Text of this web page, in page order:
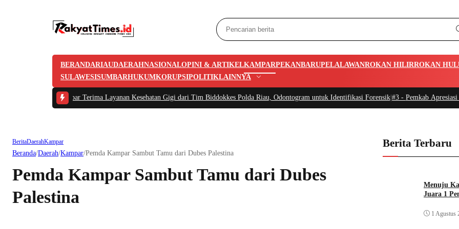
BERANDARIAUDAERAHNASIONALOPINI & ARTIKELKAMPARPEKANBARUPELALAWANROKAN HILIRROKAN
SULAWESISUMBARHUKUMKORUPSIPOLITIKLAINNYA
Kampar Terima Layanan Kesehatan Gigi dari Tim Biddokkes Polda Riau, Odontogram untuk Identifikasi Forensik|#3 -Pemkab Apresiasi Prestasi
BeritaDaerahKampar
Beranda/Daerah/Kampar/Pemda Kampar Sambut Tamu dari Dubes Palestina
Pemda Kampar Sambut Tamu dari Dubes
Palestina
Berita Terbaru
Menuju
Juara 1
1 Agustus